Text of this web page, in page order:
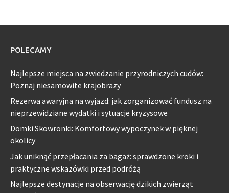
POLECAMY
Najlepsze miejsca na zwiedzanie przyrodniczych cudów:
Poznaj niesamowite krajobrazy
Rezerwa awaryjna na wyjazd: jak zorganizować fundusz na
nieprzewidziane wydatki i sytuacje kryzysowe
Domki Skowronki: Komfortowy wypoczynek w pięknej
okolicy
Jak uniknąć przepłacania za bagaż: sprawdzone kroki i
praktyczne wskazówki przed podróżą
Najlepsze destynacje na obserwację dzikich zwierząt